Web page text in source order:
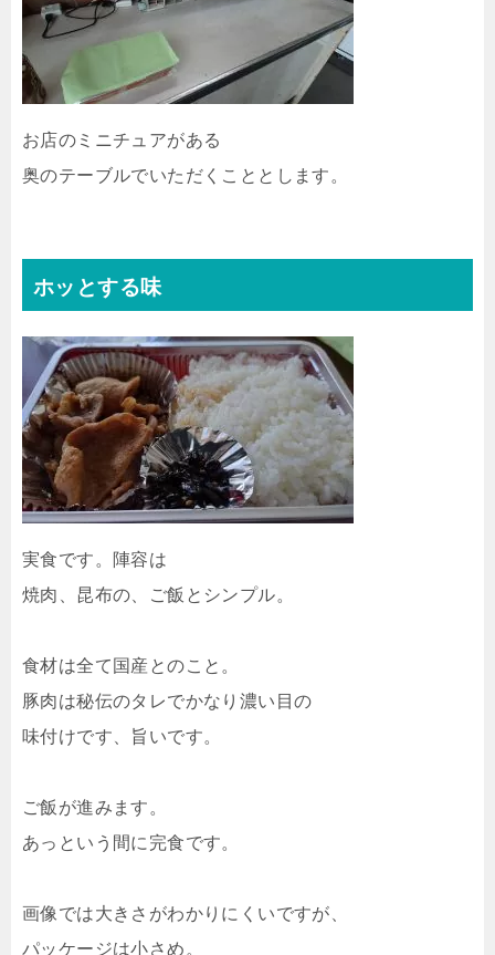
お店のミニチュアがある
奥のテーブルでいただくこととします。
ホッとする味
実食です。陣容は
焼肉、昆布の、ご飯とシンプル。
食材は全て国産とのこと。
豚肉は秘伝のタレでかなり濃い目の
味付けです、旨いです。
ご飯が進みます。
あっという間に完食です。
画像では大きさがわかりにくいですが、
パッケージは小さめ。